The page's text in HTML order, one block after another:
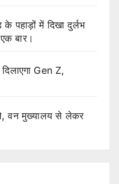
पहाड़ों में दिखा दुर्लभ
बार।
Gen Z,
वन मुख्यालय से लेकर